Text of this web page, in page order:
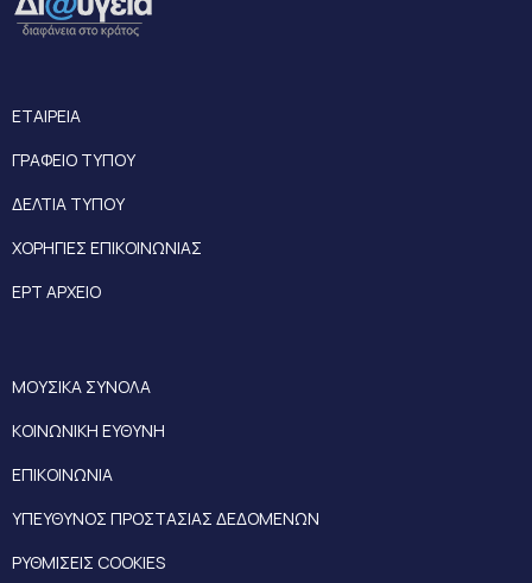
ΕΤΑΙΡΕΙΑ
ΓΡΑΦΕΙΟ ΤΥΠΟΥ
ΔΕΛΤΙΑ ΤΥΠΟΥ
ΧΟΡΗΓΙΕΣ ΕΠΙΚΟΙΝΩΝΙΑΣ
ΕΡΤ ΑΡΧΕΙΟ
ΜΟΥΣΙΚΑ ΣΥΝΟΛΑ
ΚΟΙΝΩΝΙΚΗ ΕΥΘΥΝΗ
ΕΠΙΚΟΙΝΩΝΙΑ
ΥΠΕΥΘΥΝΟΣ ΠΡΟΣΤΑΣΙΑΣ ΔΕΔΟΜΕΝΩΝ
ΡΥΘΜΙΣΕΙΣ COOKIES